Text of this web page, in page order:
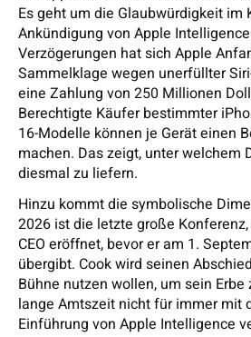
Es geht um die Glaubwürdigkeit im
Ankündigung von Apple
Verzögerungen hat sich Apple
Sammelklage wegen unerfüllter
eine Zahlung von 250 Millionen
Berechtigte Käufer bestimmter
16-Modelle können je Gerät einen
machen. Das zeigt, unter welchem
diesmal zu liefern.
Hinzu kommt die symbolische
2026 ist die letzte große
CEO eröffnet, bevor er am 1.
übergibt. Cook wird seinen
Bühne nutzen wollen, um sein
lange Amtszeit nicht für immer mit
Einführung von Apple Intelligence